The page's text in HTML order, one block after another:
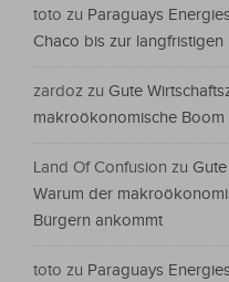
toto zu Paraguays
Chaco bis zur
zardoz zu Gute
makroökonomische
Land Of Confusion zu
Warum der
Bürgern ankommt
toto zu Paraguays